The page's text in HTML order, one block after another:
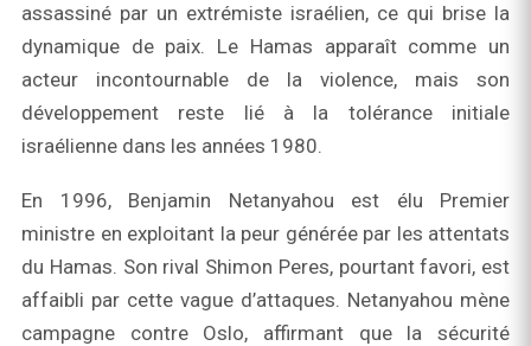
assassiné par un extrémiste israélien, ce qui brise la
dynamique de paix. Le Hamas apparaît comme un
acteur incontournable de la violence, mais son
développement reste lié à la tolérance initiale
israélienne dans les années 1980.
En 1996, Benjamin Netanyahou est élu Premier
ministre en exploitant la peur générée par les attentats
du Hamas. Son rival Shimon Peres, pourtant favori, est
affaibli par cette vague d’attaques. Netanyahou mène
campagne contre Oslo, affirmant que la sécurité